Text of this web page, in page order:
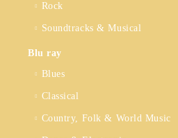
Rock
Soundtracks & Musical
Blu ray
Blues
Classical
Country, Folk & World Music